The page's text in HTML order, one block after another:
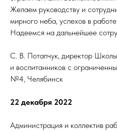
Желаем руководству и
мирного неба, успехов в
Надеемся на дальнейшее
С. В. Потапчук, директор
и воспитанников с
№4, Челябинск
22 декабря 2022
Администрация и коллектив